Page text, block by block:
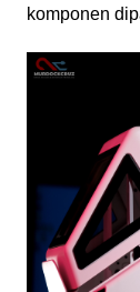
komponen